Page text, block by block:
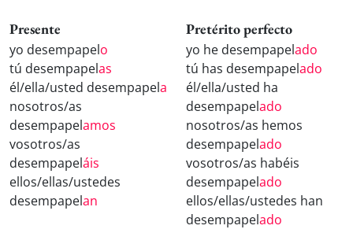
Presente
yo desempapelo
tú desempapelas
él/ella/usted desempapela
nosotros/as
desempapelamos
vosotros/as
desempapeláis
ellos/ellas/ustedes
desempapelan
Pretérito perfecto
yo he desempapelado
tú has desempapelado
él/ella/usted ha
desempapelado
nosotros/as hemos
desempapelado
vosotros/as habéis
desempapelado
ellos/ellas/ustedes han
desempapelado